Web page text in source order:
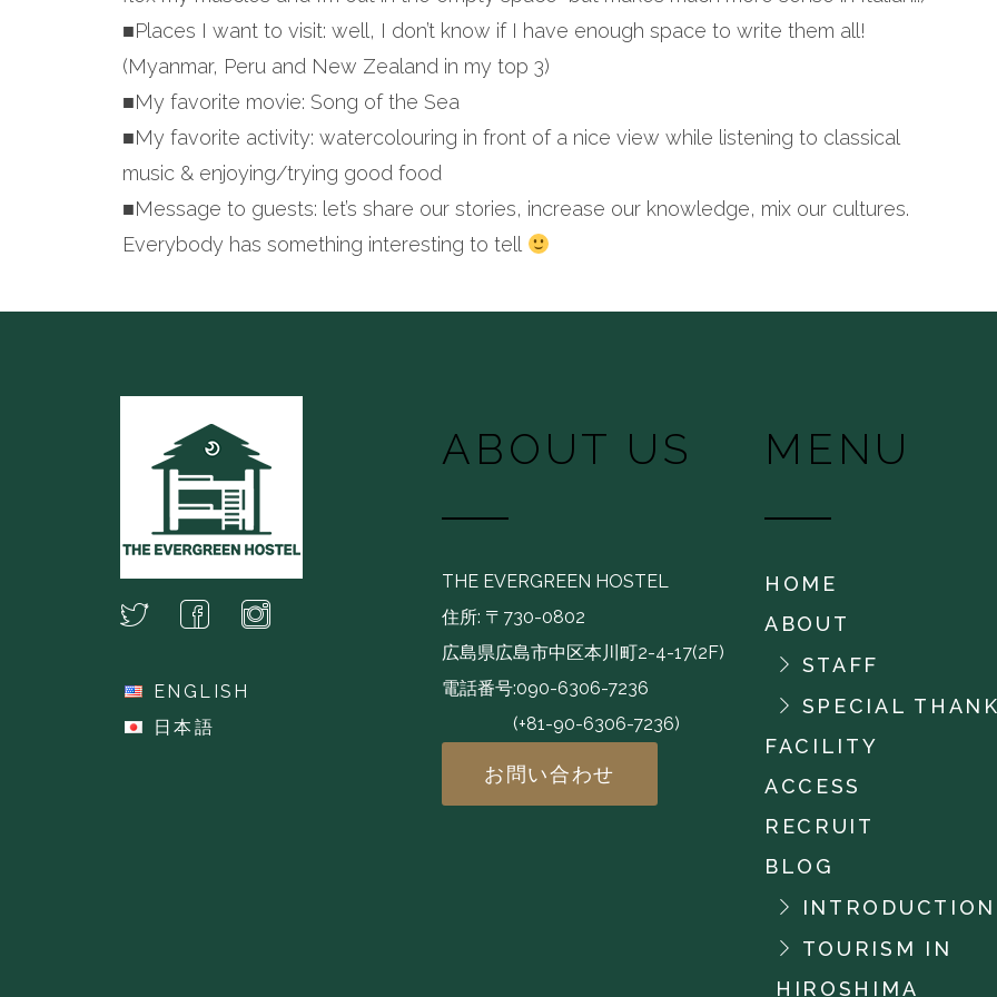
■Places I want to visit: well, I don’t know if I have enough space to write them all!
(Myanmar, Peru and New Zealand in my top 3)
■My favorite movie: Song of the Sea
■My favorite activity: watercolouring in front of a nice view while listening to classical
music & enjoying/trying good food
■Message to guests: let’s share our stories, increase our knowledge, mix our cultures.
Everybody has something interesting to tell
ENGLISH
日本語
ABOUT US
THE EVERGREEN HOSTEL
住所: 〒730-0802
広島県広島市中区本川町2-4-17(2F)
電話番号:090-6306-7236
(+81-90-6306-7236)
お問い合わせ
MENU
HOME
ABOUT
STAFF
SPECIAL
FACILITY
ACCESS
RECRUIT
BLOG
INTRODUCTION
TOURISM IN
HIROSHIMA